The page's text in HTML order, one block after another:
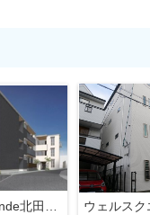
ウェルスク